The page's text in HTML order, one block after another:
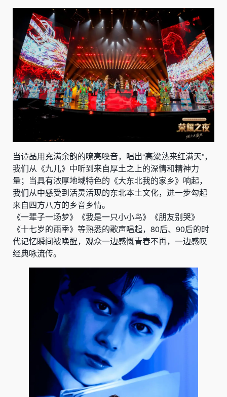
当谭晶用充满余韵的嘹亮嗓音，唱出“高粱熟来红满天”，
我们从《九儿》中听到来自厚土之上的深情和精神力
量；当具有浓厚地域特色的《大东北我的家乡》响起，
我们从中感受到活灵活现的东北本土文化，进一步勾起
来自四方八方的乡音乡情。
《一辈子一场梦》《我是一只小小鸟》《朋友别哭》
《十七岁的雨季》等熟悉的歌声唱起，80后、90后的时
代记忆瞬间被唤醒，观众一边感慨青春不再，一边感叹
经典咏流传。